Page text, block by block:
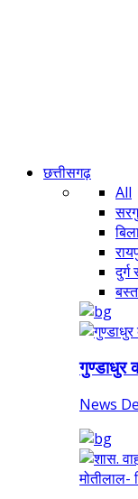
छत्तीसगढ़
All
दुर्ग
गुण्डाधुर
News